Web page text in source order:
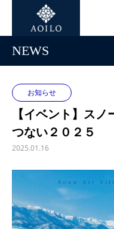
NEWS
お知らせ
【イベント】ス
つない２０２５
2025.01.16